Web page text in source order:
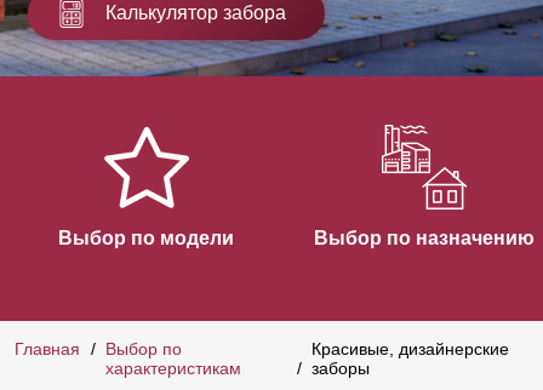
Калькулятор забора
Выбор по модели Выбор по назначению
Главная
Выбор по
характеристикам
Красивые, дизайнерские
заборы